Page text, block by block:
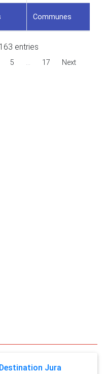
Communes
entries
5 … 17 Next
Destination Jura